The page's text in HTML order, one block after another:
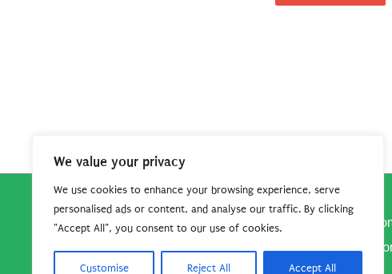
We value your privacy
We use cookies to enhance your browsing experience, serve
personalised ads or content, and analyse our traffic. By clicking
"Accept All", you consent to our use of cookies.
Customise Reject All Accept All
Copyright © 2026Robe da Cartoon| Robe da Cartoon
questo sito per continuare a